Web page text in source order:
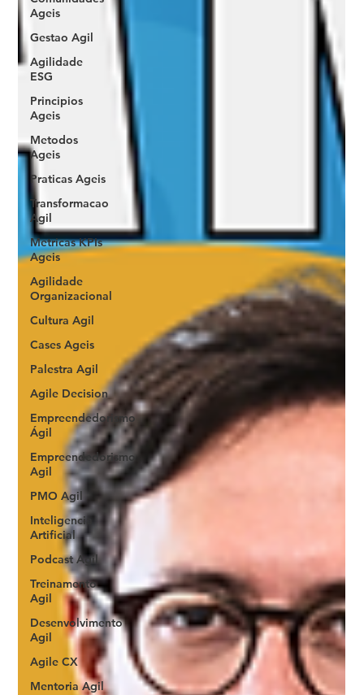
Ageis
Gestao Agil
Agilidade
ESG
Principios
Ageis
Metodos
Ageis
Praticas Ageis
Transformacao
Agil
Metricas KPIs
Ageis
Agilidade
Organizacional
Cultura Agil
Cases Ageis
Palestra Agil
Agile Decision
Empreendedorismo
Ágil
Empreendedorismo
Agil
PMO Agil
Inteligencia
Artificial
Podcast Agil
Treinamento
Agil
Desenvolvimento
Agil
Agile CX
Mentoria Agil